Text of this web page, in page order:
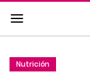
Saltar
al
contenido
Nutrición